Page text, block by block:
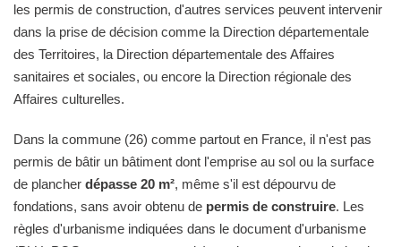
les permis de construction, d'autres services peuvent intervenir
dans la prise de décision comme la Direction départementale
des Territoires, la Direction départementale des Affaires
sanitaires et sociales, ou encore la Direction régionale des
Affaires culturelles.
Dans la commune (26) comme partout en France, il n'est pas
permis de bâtir un bâtiment dont l'emprise au sol ou la surface
de plancher dépasse 20 m², même s'il est dépourvu de
fondations, sans avoir obtenu de permis de construire. Les
règles d'urbanisme indiquées dans le document d'urbanisme